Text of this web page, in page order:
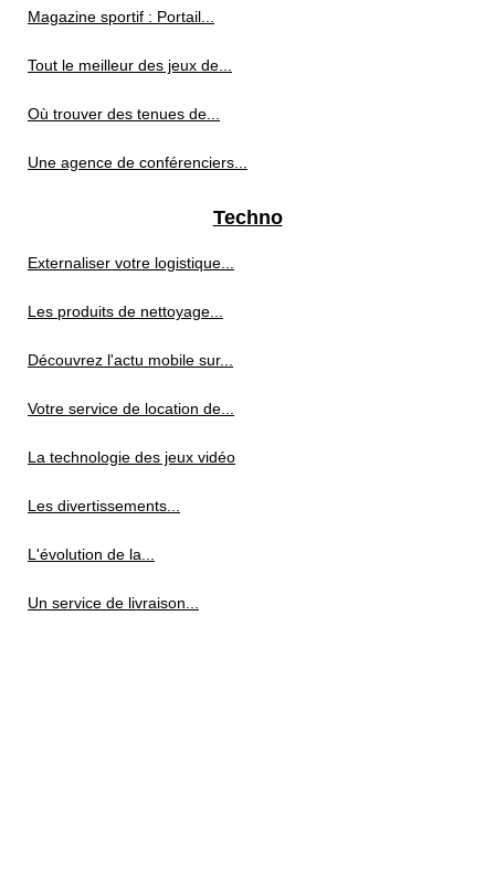
Magazine sportif : Portail...
Tout le meilleur des jeux de...
Où trouver des tenues de...
Une agence de conférenciers...
Techno
Externaliser votre logistique...
Les produits de nettoyage...
Découvrez l'actu mobile sur...
Votre service de location de...
La technologie des jeux vidéo
Les divertissements...
L'évolution de la...
Un service de livraison...